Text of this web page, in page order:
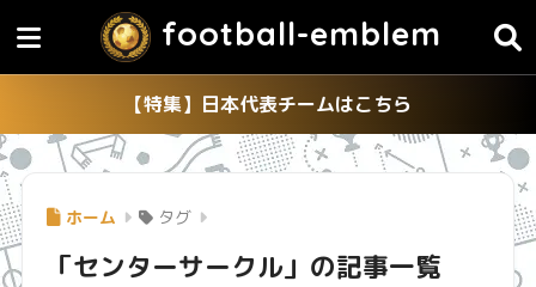
football-emblem
【特集】日本代表チームはこちら
ホーム タグ
「センターサークル」の記事一覧